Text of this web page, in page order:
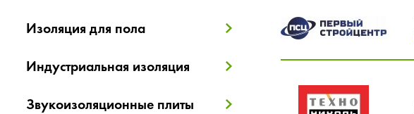
Изоляция для пола
Индустриальная изоляция
Звукоизоляционные плиты